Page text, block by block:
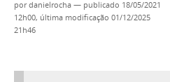
pordanielrocha — publicado 18/05/2021
12h00, última modificação 01/12/2025
21h46